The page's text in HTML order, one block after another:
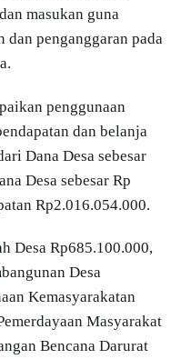
masukan guna
dan penganggaran pada
penggunaan
dan belanja
Dana Desa sebesar
Desa sebesar Rp
Rp2.016.054.000.
Desa Rp685.100.000,
Desa
Kemasyarakatan
Masyarakat
Bencana Darurat